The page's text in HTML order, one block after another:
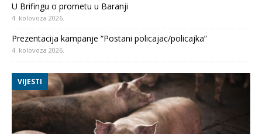
U Brifingu o prometu u Baranji
4. kolovoza 2026.
Prezentacija kampanje “Postani policajac/policajka”
4. kolovoza 2026.
VIJESTI